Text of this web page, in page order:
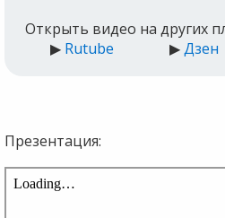
Открыть видео на других
▶ Rutube ▶Дзен
Презентация: